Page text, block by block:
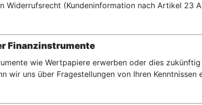
Widerrufsrecht (Kundeninformation nach Artikel 23
Finanzinstrumente
wie Wertpapiere erwerben oder dies
wir uns über Fragestellungen von Ihren